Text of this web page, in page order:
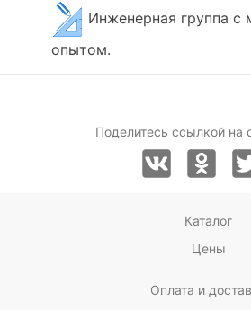
Инженерная группа с
опытом.
Поделитесь ссылкой на
Каталог
Цены
Оплата и